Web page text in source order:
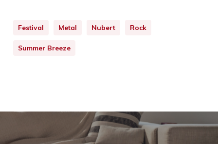
Festival Metal Nubert Rock
Summer Breeze